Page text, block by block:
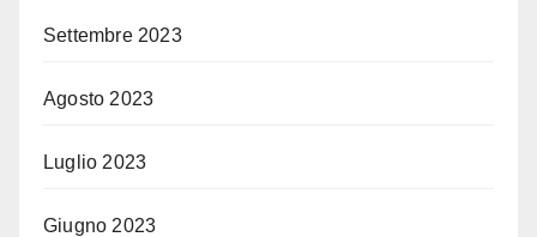
Settembre 2023
Agosto 2023
Luglio 2023
Giugno 2023